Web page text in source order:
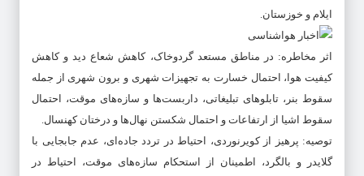
ایلام و خوزستان.
اثر مخاطره: در مناطق مستعد گردوخاک، کاهش شعاع دید و کاهش
کیفیت هوا، احتمال خسارت به تجهیزات شهری و برون شهری از جمله
سقوط بنر، تابلوهای تبلیغاتی، داربست‌ها و سازه‌های موقت، احتمال
سقوط اشیا از ارتفاعات و احتمال شکستن نهال‌ها و درختان کهنسال.
توصیه: پرهیز از کویرنوردی، احتیاط در تردد جاده‌ای، عدم جابجایی با
گلایدر و بالگرد، اطمینان از استحکام سازه‌های موقت، احتیاط در